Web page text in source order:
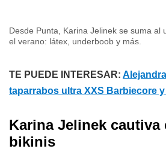
Desde Punta, Karina Jelinek se suma al
el verano: látex, underboob y más.
TE PUEDE INTERESAR:
taparrabos ultra XXS Barbiecore
Karina Jelinek cautiva
bikinis